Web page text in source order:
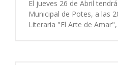
El jueves 26 de Abril
Municipal de Potes, a las
Literaria "El Arte de